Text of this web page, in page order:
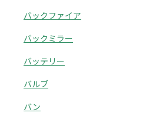
バックファイア
バックミラー
バッテリー
バルブ
バン